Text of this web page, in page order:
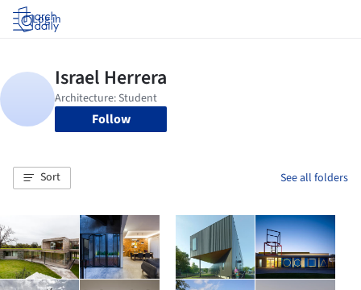
Log in
Follow
Sort See all folders